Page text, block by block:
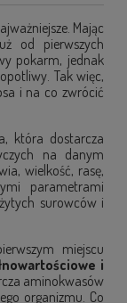
Mając
od pierwszych
pokarm, jednak
Tak więc,
i na co zwrócić
która dostarcza
na danym
wielkość, rasę,
parametrami
surowców i
miejscu
i
aminokwasów
organizmu. Co